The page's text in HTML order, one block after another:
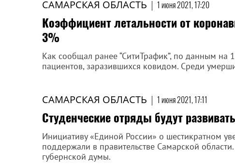
САМАРСКАЯ ОБЛАСТЬ | 1 июня 2021, 17:20
Коэффициент летальности от
3%
Как сообщал ранее “СитиТрафик”, по данным на
пациентов, заразившихся ковидом. Среди
САМАРСКАЯ ОБЛАСТЬ | 1 июня 2021, 17:11
Студенческие отряды будут развивать
Инициативу «Единой России» о шестикратном
поддержали в правительстве Самарской
губернской думы.